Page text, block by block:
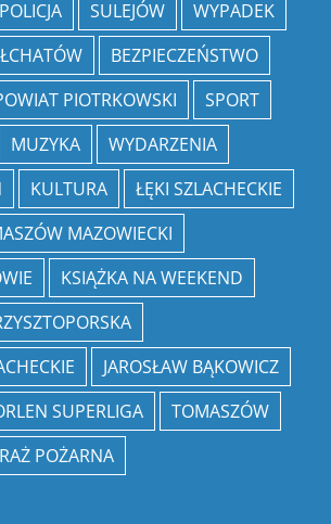
POLICJA SULEJÓW
WYPADEK
BEZPIECZEŃSTWO
PIOTRKOWSKI
SPORT
MUZYKA
WYDARZENIA
KULTURA
ŁĘKI SZLACHECKIE
MAZOWIECKI
KSIĄŻKA NA WEEKEND
JAROSŁAW BĄKOWICZ
SUPERLIGA
TOMASZÓW
POŻARNA